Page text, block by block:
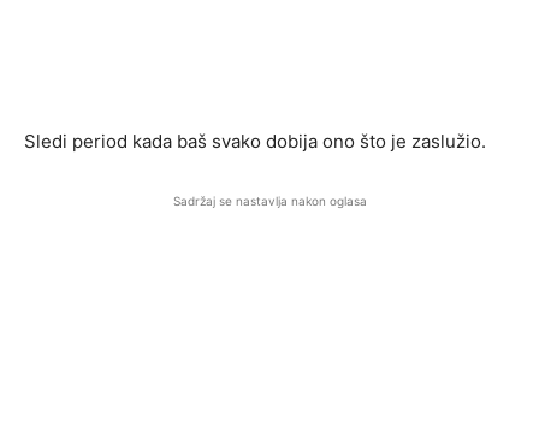
Sledi period kada baš svako dobija ono što je zaslužio.
Sadržaj se nastavlja nakon oglasa